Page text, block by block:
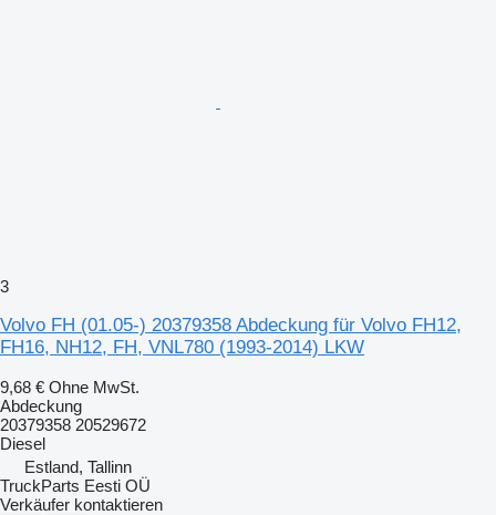
3
Volvo FH (01.05-) 20379358 Abdeckung für Volvo FH12,
FH16, NH12, FH, VNL780 (1993-2014) LKW
9,68 € Ohne MwSt.
Abdeckung
20379358 20529672
Diesel
Estland, Tallinn
TruckParts Eesti OÜ
Verkäufer kontaktieren